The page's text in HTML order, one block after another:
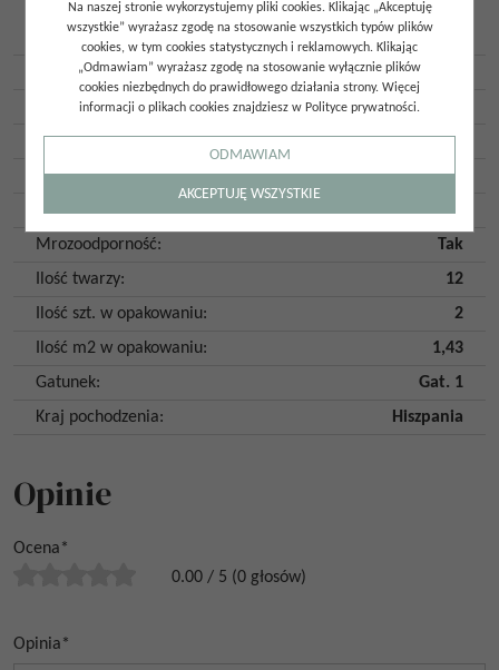
Wykończenie
powierzchni
Połysk
Imitacja:
Marmur
Czarny
Kształt:
Prostokąt
Klasa ścieralności:
Płytka rektyfikowana:
Tak
Mrozoodporność:
Tak
Ilość twarzy:
12
Ilość szt. w opakowaniu:
2
Ilość m2 w opakowaniu:
1,43
Gatunek:
Gat. 1
Kraj pochodzenia: Hiszpania
Opinie
Ocena*
0.00 / 5 (0 głosów)
Opinia*
Na naszej stronie wykorzystujemy pliki cookies. Klikając „Akceptuję
wszystkie” wyrażasz zgodę na stosowanie wszystkich typów plików
cookies, w tym cookies statystycznych i reklamowych. Klikając
„Odmawiam” wyrażasz zgodę na stosowanie wyłącznie plików
cookies niezbędnych do prawidłowego działania strony. Więcej
informacji o plikach cookies znajdziesz w Polityce prywatności.
ODMAWIAM
AKCEPTUJĘ WSZYSTKIE